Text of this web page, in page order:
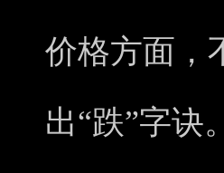
价格方面，
出“跌”字诀